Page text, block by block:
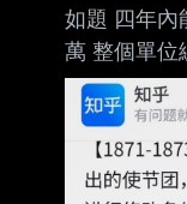
如題 四年
萬 整個單位
然後一個人
麼爽 還能